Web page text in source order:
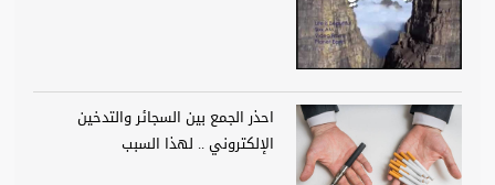
احذر الجمع بين السجائر والتدخين
الإلكتروني .. لهذا السبب